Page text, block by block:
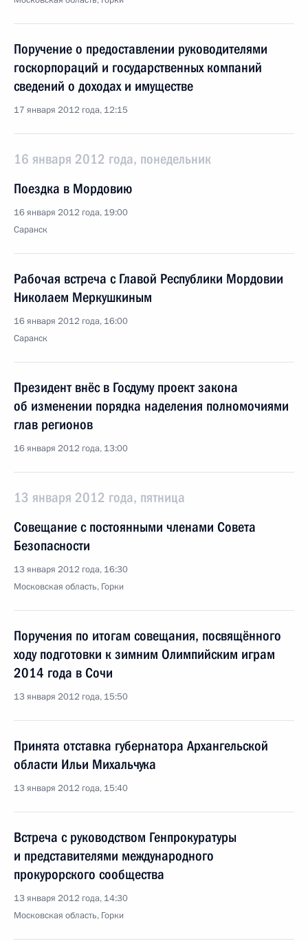
Поручение о предоставлении руководителями
госкорпораций и государственных компаний
сведений о доходах и имуществе
17 января 2012 года, 12:15
16 января 2012 года, понедельник
Поездка в Мордовию
16 января 2012 года, 19:00
Саранск
Рабочая встреча с Главой Республики Мордовии
Николаем Меркушкиным
16 января 2012 года, 16:00
Саранск
Президент внёс в Госдуму проект закона
об изменении порядка наделения полномочиями
глав регионов
16 января 2012 года, 13:00
13 января 2012 года, пятница
Совещание с постоянными членами Совета
Безопасности
13 января 2012 года, 16:30
Московская область, Горки
Поручения по итогам совещания, посвящённого
ходу подготовки к зимним Олимпийским играм
2014 года в Сочи
13 января 2012 года, 15:50
Принята отставка губернатора Архангельской
области Ильи Михальчука
13 января 2012 года, 15:40
Встреча с руководством Генпрокуратуры
и представителями международного
прокурорского сообщества
13 января 2012 года, 14:30
Московская область, Горки